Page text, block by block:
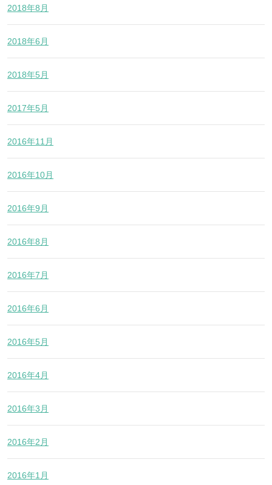
2018年8月
2018年6月
2018年5月
2017年5月
2016年11月
2016年10月
2016年9月
2016年8月
2016年7月
2016年6月
2016年5月
2016年4月
2016年3月
2016年2月
2016年1月